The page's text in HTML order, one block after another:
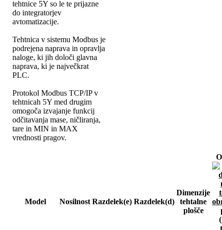
tehtnice 5Y so le te prijazne
do integratorjev
avtomatizacije.
Tehtnica v sistemu Modbus je
podrejena naprava in opravlja
naloge, ki jih določi glavna
naprava, ki je največkrat
PLC.
Protokol Modbus TCP/IP v
tehtnicah 5Y med drugim
omogoča izvajanje funkcij
odčitavanja mase, ničliranja,
tare in MIN in MAX
vrednosti pragov.
Model Nosilnost Razdelek(e) Razdelek(d)
Dimenzije
tehtalne
plošče